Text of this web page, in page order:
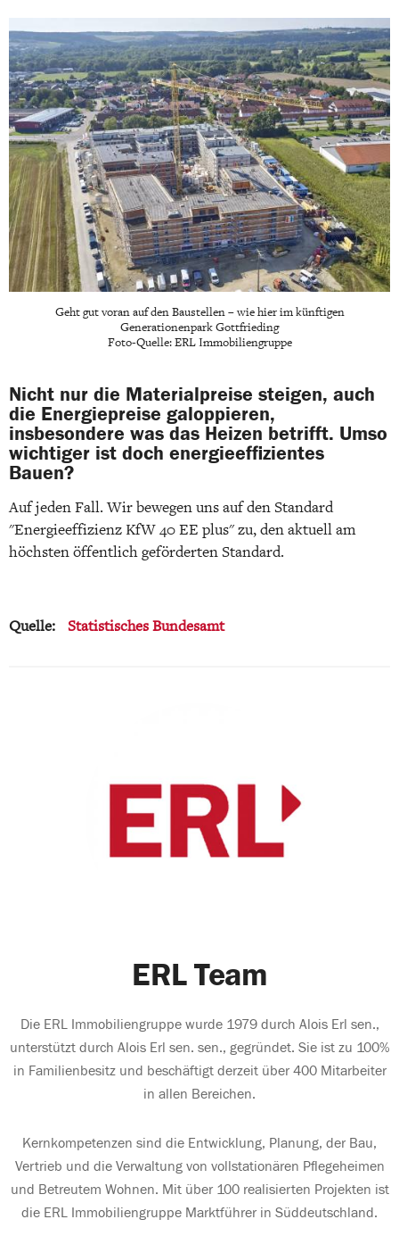
Geht gut voran auf den Baustellen – wie hier im künftigen
Generationenpark Gottfrieding
Foto-Quelle: ERL Immobiliengruppe
Nicht nur die Materialpreise steigen, auch
die Energiepreise galoppieren,
insbesondere was das Heizen betrifft. Umso
wichtiger ist doch energieeffizientes
Bauen?
Auf jeden Fall. Wir bewegen uns auf den Standard
"Energieeffizienz KfW 40 EE plus" zu, den aktuell am
höchsten öffentlich geförderten Standard.
Quelle: Statistisches Bundesamt
ERL Team
Die ERL Immobiliengruppe wurde 1979 durch Alois Erl sen.,
unterstützt durch Alois Erl sen. sen., gegründet. Sie ist zu 100%
in Familienbesitz und beschäftigt derzeit über 400 Mitarbeiter
in allen Bereichen.
Kernkompetenzen sind die Entwicklung, Planung, der Bau,
Vertrieb und die Verwaltung von vollstationären Pflegeheimen
und Betreutem Wohnen. Mit über 100 realisierten Projekten ist
die ERL Immobiliengruppe Marktführer in Süddeutschland.